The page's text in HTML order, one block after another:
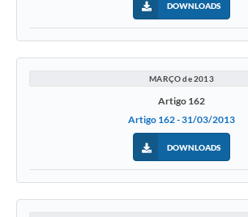
Legislação
Telefones Úteis
A Prefeitura
DOWNLOADS
MARÇO de 2013
Artigo 162
Artigo 162 - 31/03/2013
DOWNLOADS